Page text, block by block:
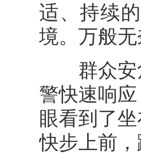
适、持续
境。万般
群众安危
警快速响
眼看到了
快步上前